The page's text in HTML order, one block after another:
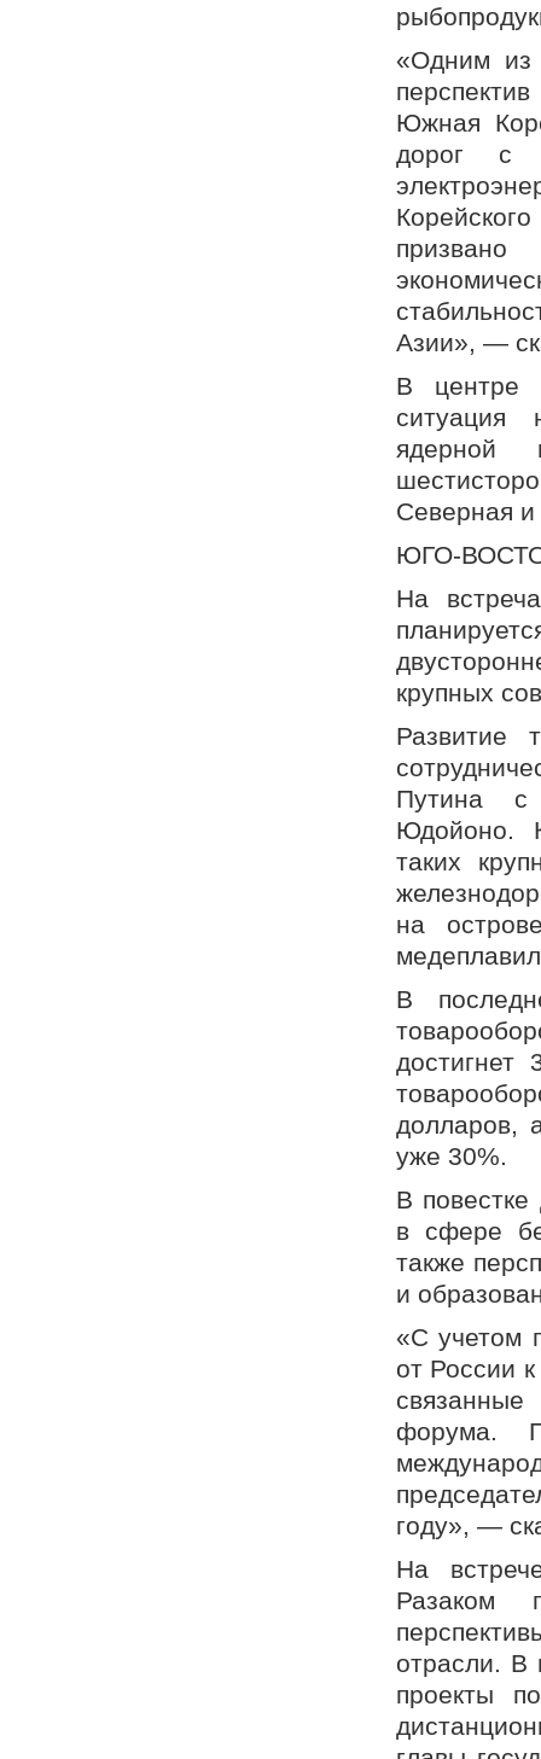
«Одним из
Южная
дорог с
Азии», —
В центре
ситуация
ядерной
Северная
ЮГО-
На
крупных
Развитие
Путина с
Юдойоно.
таких
на
В
долларов,
уже 30%.
В
в сфере
также
и
«С учетом
от России
форума.
году», —
На
Разаком
отрасли. В
проекты